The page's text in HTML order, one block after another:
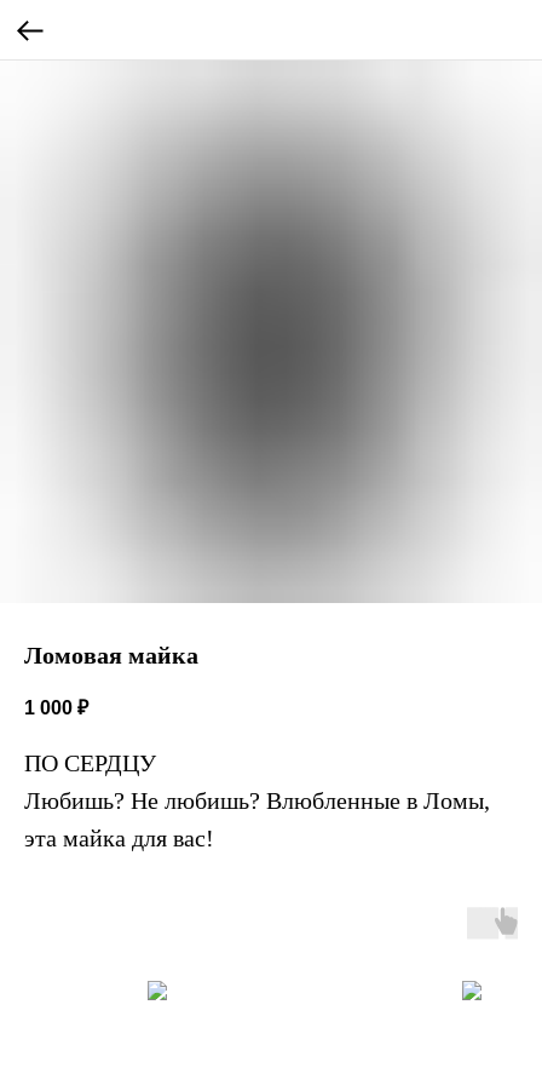
Ломовая майка
1 000 ₽
ПО СЕРДЦУ
Любишь? Не любишь? Влюбленные в Ломы,
эта майка для вас!